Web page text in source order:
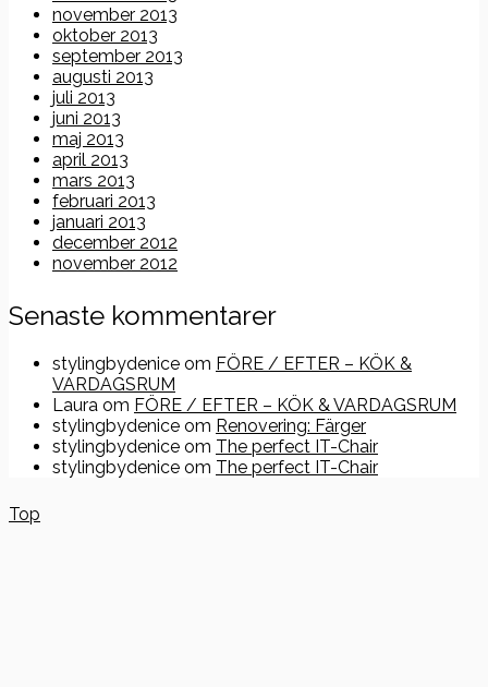
november 2013
oktober 2013
september 2013
augusti 2013
juli 2013
juni 2013
maj 2013
april 2013
mars 2013
februari 2013
januari 2013
december 2012
november 2012
Senaste kommentarer
stylingbydenice om FÖRE / EFTER – KÖK &
VARDAGSRUM
Laura om FÖRE / EFTER – KÖK & VARDAGSRUM
stylingbydenice om Renovering: Färger
stylingbydenice om The perfect IT-Chair
stylingbydenice om The perfect IT-Chair
Top